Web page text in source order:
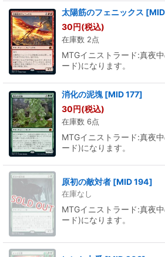
太陽筋のフェニックス [
30円(税込)
在庫数 2点
MTGイニストラード:真夜
ード)になります。
消化の泥塊 [MID 177]
30円(税込)
在庫数 6点
MTGイニストラード:真夜
ード)になります。
原初の敵対者 [MID 194]
在庫なし
MTGイニストラード:真夜
ード)になります。